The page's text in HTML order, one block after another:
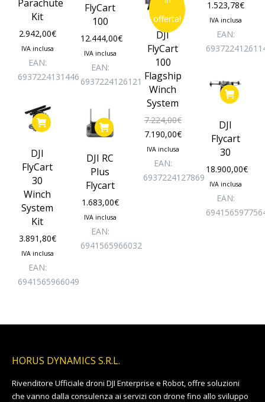
1.523,78€
IVA inclusa
EAN:
Parachute
Kit
2.942,00€
IVA inclusa
EAN:
6937224131446
FlyCart
100
12.444,00€
IVA inclusa
EAN:
6937224126121
offerta!
DJI
FlyCart
100
Flagship
Winch
System
7.224,00€
Il
prezzo
originale
era:
7.190,00€Il
è:
7.190,00€.
IVA inclusa
EAN:
6937224127869
DJI
Flycart
30
18.900,00€
IVA inclusa
EAN:
DJI
FlyCart
30
Winch
System
Kit
3.891,80€
IVA inclusa
EAN:
6941565966049
DJI RC
Plus
Flycart
1.683,00€
IVA inclusa
EAN:
6941565966032
HORUS DYNAMICS S.R.L.
Rivenditore Ufficiale droni DJI Enterprise e Robot, offre soluzioni
che vanno dalla consulenza ai servizi con drone fino allo sviluppo